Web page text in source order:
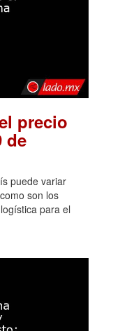
precio
de
puede variar
son los
para el